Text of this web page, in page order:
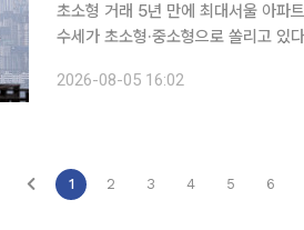
초소형 거래 5년 만에 최대서울 아파트 거
수세가 초소형·중소형으로 쏠리고 있
르면 올해 상반기 서울 전용 21~40
2026-08-05 16:02
1 2 3 4 5 6